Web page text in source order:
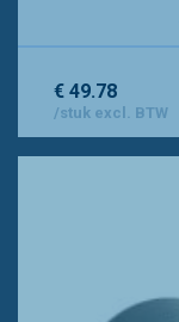
€ 49.78
/stuk excl. BTW